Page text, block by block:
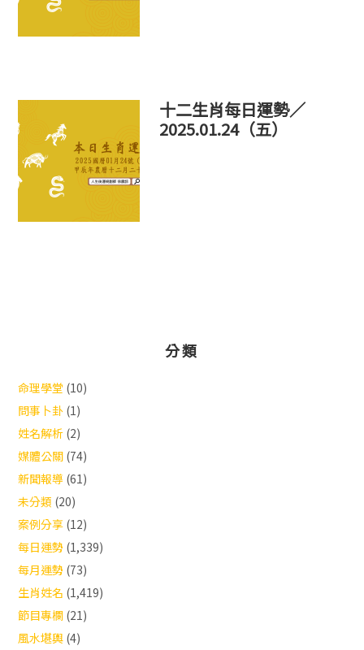
十二生肖每日運勢／
2025.01.24（五）
分類
命理學堂 (10)
問事卜卦 (1)
姓名解析 (2)
媒體公關 (74)
新聞報導 (61)
未分類 (20)
案例分享 (12)
每日運勢 (1,339)
每月運勢 (73)
生肖姓名 (1,419)
節目專欄 (21)
風水堪輿 (4)